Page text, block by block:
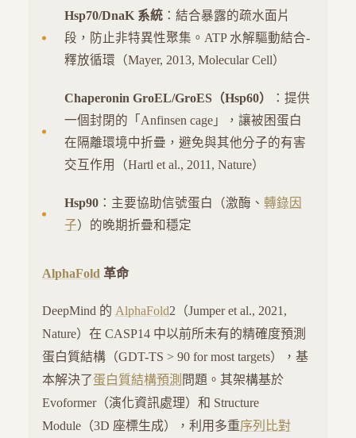
Hsp70/DnaK 系統 ：結合暴露的疏水面片
段，防止非特異性聚集。ATP 水解驅動結合-
釋放循環（Mayer, 2013, Molecular Cell）
Chaperonin GroEL/GroES（Hsp60）
：提供
一個封閉的「Anfinsen cage」，讓被困蛋白
在隔離環境中折疊，避免與其他分子的有害
交互作用（Hartl et al., 2011, Nature）
Hsp90 ：主要協助信號蛋白（激酶、 轉錄因
子）的晚期折疊和穩定
AlphaFold 革命
DeepMind 的 AlphaFold2（Jumper et al., 2021,
Nature）在 CASP14 中以前所未有的精確度預測
蛋白質結構（GDT-TS > 90 for most targets），基
本解決了蛋白質結構預測 問題。其架構基於
Evoformer（演化資訊處理）和 Structure
Module（3D 座標生成），利用多重序列比對